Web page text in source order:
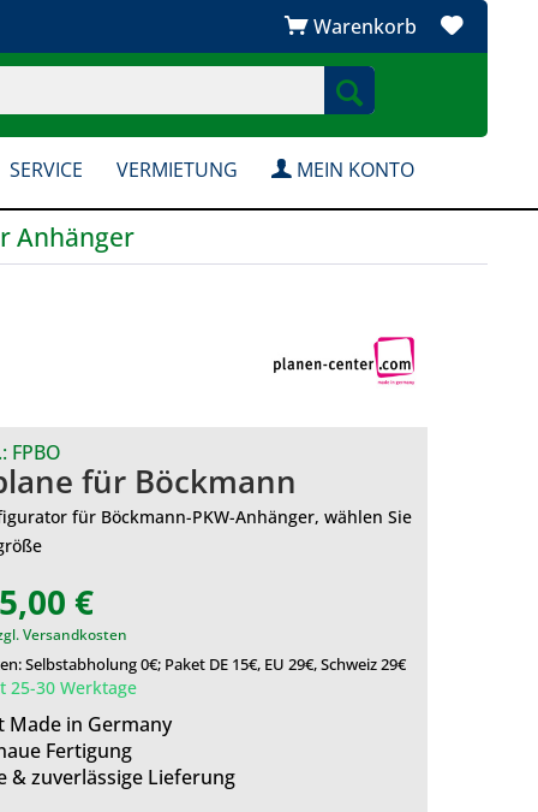
Warenkorb
SERVICE VERMIETUNG MEIN KONTO
Anhänger
FPBO
für Böckmann
für Böckmann-PKW-Anhänger, wählen Sie
€
Versandkosten
Selbstabholung 0€; Paket DE 15€, EU 29€, Schweiz 29€
25-30 Werktage
Made in Germany
Fertigung
& zuverlässige Lieferung